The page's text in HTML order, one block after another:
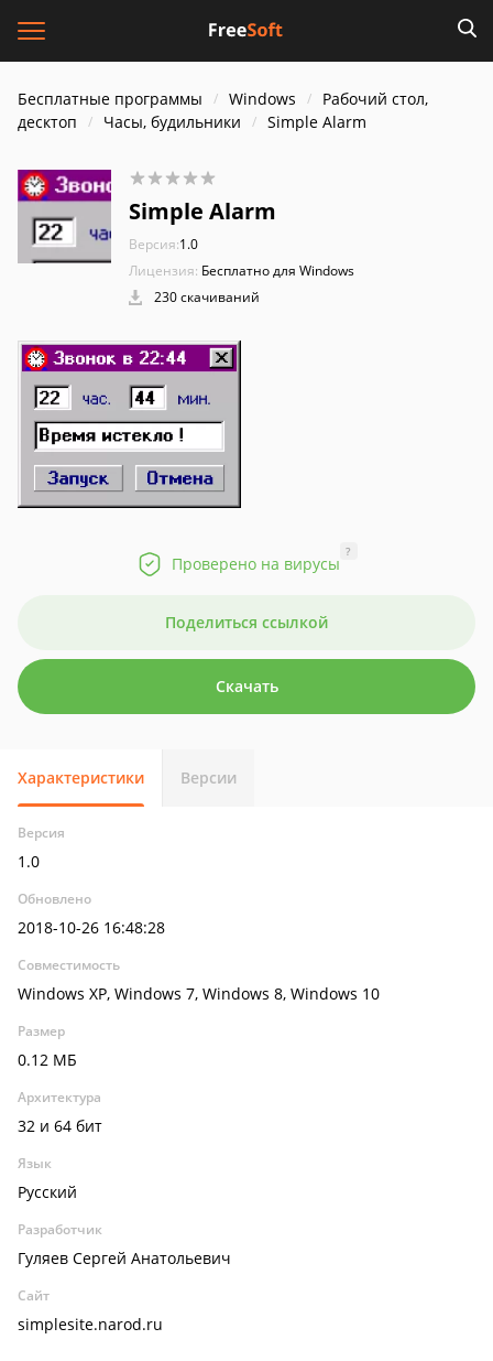
Бесплатные программы Windows
Рабочий стол,
десктоп
Часы, будильники Simple Alarm
Simple Alarm
Версия:1.0
Лицензия: Бесплатно для Windows
230 скачиваний
Проверено на вирусы
?
Поделиться ссылкой
Скачать
Характеристики Версии
Версия
1.0
Обновлено
2018-10-26 16:48:28
Совместимость
Windows XP, Windows 7, Windows 8, Windows 10
Размер
0.12 МБ
Архитектура
32 и 64 бит
Язык
Русский
Разработчик
Гуляев Сергей Анатольевич
Сайт
simplesite.narod.ru